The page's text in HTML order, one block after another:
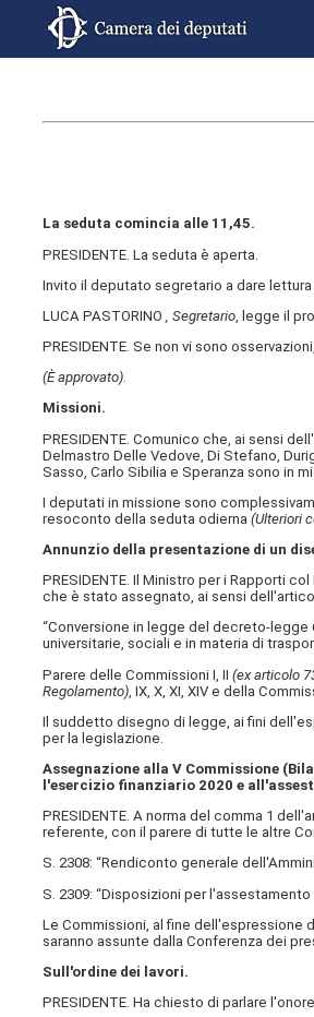
La seduta comincia alle 11,45.
PRESIDENTE. La seduta è aperta.
Invito il deputato segretario a dare
LUCA PASTORINO
, Segretario , legge il
PRESIDENTE. Se non vi sono
(È approvato).
Missioni.
PRESIDENTE. Comunico che, ai sensi
Delmastro Delle Vedove, Di Stefano,
Sasso, Carlo Sibilia e Speranza sono in
I deputati in missione sono
resoconto della seduta odierna(Ulteriori
Annunzio della presentazione di un
PRESIDENTE. Il Ministro per i Rapporti
che è stato assegnato, ai sensi
“Conversione in legge del decreto-
universitarie, sociali e in materia di
Parere delle Commissioni I, II(ex articolo
Regolamento) , IX, X, XI, XIV e della
Il suddetto disegno di legge, ai fini
per la legislazione.
Assegnazione alla V Commissione
l'esercizio finanziario 2020 e
PRESIDENTE. A norma del comma 1
referente, con il parere di tutte le altre
S. 2308: “Rendiconto generale
S. 2309: “Disposizioni per
Le Commissioni, al fine
saranno assunte dalla Conferenza dei
Sull'ordine dei lavori.
PRESIDENTE. Ha chiesto di parlare